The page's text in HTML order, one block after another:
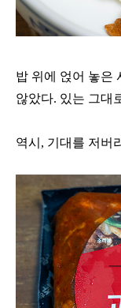
밥 위에 얹어 놓은
않았다. 있는 그대
역시, 기대를 저버